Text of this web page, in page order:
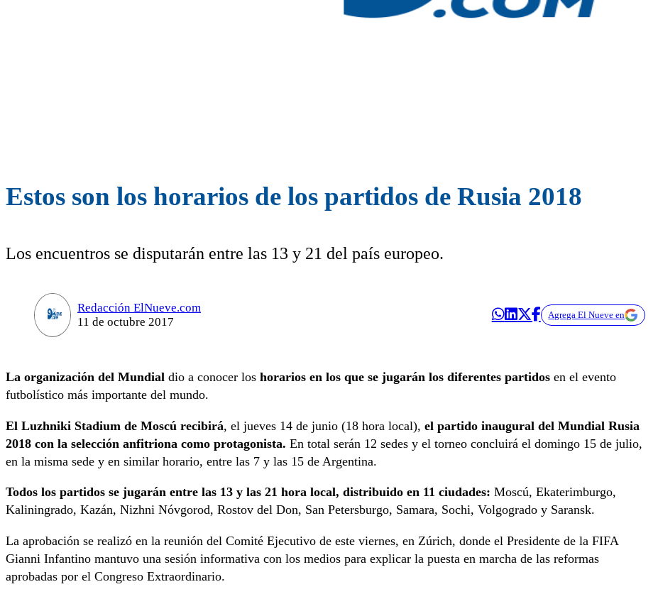
Estos son los horarios de los partidos de Rusia 2018
Los encuentros se disputarán entre las 13 y 21 del país europeo.
Redacción ElNueve.com
11 de octubre 2017
Agrega El Nueve en
La organización del Mundial dio a conocer los horarios en los que se jugarán los diferentes partidos en el evento
futbolístico más importante del mundo.
El Luzhniki Stadium de Moscú recibirá, el jueves 14 de junio (18 hora local), el partido inaugural del Mundial Rusia
2018 con la selección anfitriona como protagonista. En total serán 12 sedes y el torneo concluirá el domingo 15 de julio,
en la misma sede y en similar horario, entre las 7 y las 15 de Argentina.
Todos los partidos se jugarán entre las 13 y las 21 hora local, distribuido en 11 ciudades: Moscú, Ekaterimburgo,
Kaliningrado, Kazán, Nizhni Nóvgorod, Rostov del Don, San Petersburgo, Samara, Sochi, Volgogrado y Saransk.
La aprobación se realizó en la reunión del Comité Ejecutivo de este viernes, en Zúrich, donde el Presidente de la FIFA
Gianni Infantino mantuvo una sesión informativa con los medios para explicar la puesta en marcha de las reformas
aprobadas por el Congreso Extraordinario.